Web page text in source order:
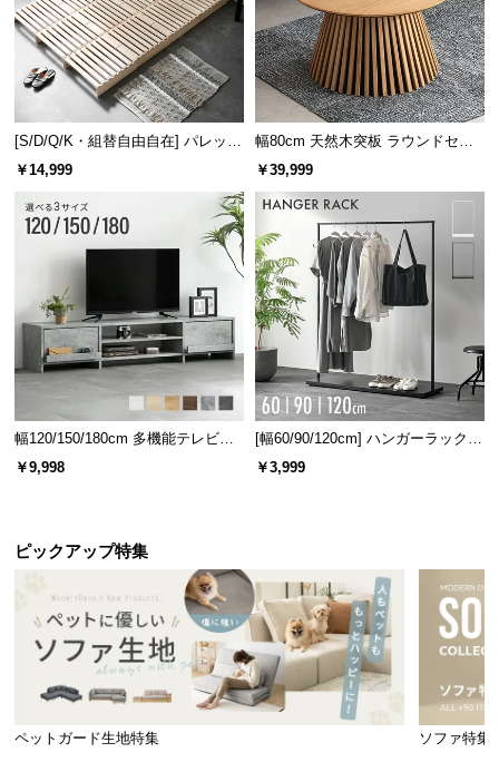
[S/D/Q/K・組替自由自在] パレット
ベッド 8/12/16枚セット
￥14,999
幅80cm 天然木突板 ラウンドセン
ターテーブル 美しい格子デザイン
￥39,999
幅120/150/180cm 多機能テレビボ
ード 木目/石目調 オープン収納・
￥9,998
[幅60/90/120cm] ハンガーラック
スチール 4段階高さ調節 サイドフ
￥3,999
ピックアップ特集
ペットガード生地特集 ソファ特集